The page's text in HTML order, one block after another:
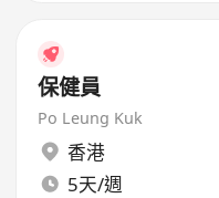
保健員
Po Leung Kuk
香港
5天/週